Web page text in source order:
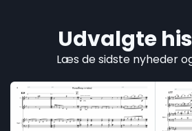
Udvalgte
Læs de sidste nyheder